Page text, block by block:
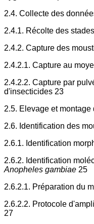
2.4. Collecte des
2.4.1. Récolte des
2.4.2. Capture des
2.4.2.1. Capture au
2.4.2.2. Capture par
d'insecticides 23
2.5. Elevage et
2.6. Identification des
2.6.1. Identification
2.6.2. Identification
Anopheles gambiae 25
2.6.2.1. Préparation du
2.6.2.2. Protocole
27